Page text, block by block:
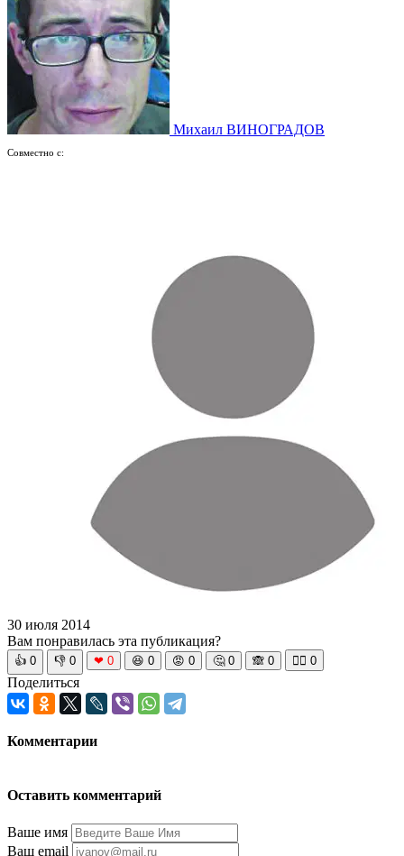
Михаил ВИНОГРАДОВ
Совместно с:
30 июля 2014
Вам понравилась эта публикация?
👍 0 👎 0 ❤ 0 😆 0 😡 0 🤔 0 🙈 0 🧘‍♀️ 0
Поделиться
Комментарии
Оставить комментарий
Ваше имя
Ваш email